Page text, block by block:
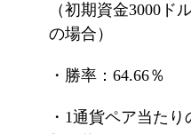
（初期資金3000ド
の場合）
・勝率：64.66％
・1通貨ペア当たり